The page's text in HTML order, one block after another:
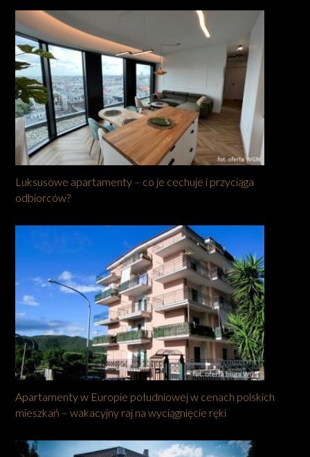
Luksusowe apartamenty – co je cechuje i przyciąga
odbiorców?
Apartamenty w Europie południowej w cenach polskich
mieszkań – wakacyjny raj na wyciągnięcie ręki